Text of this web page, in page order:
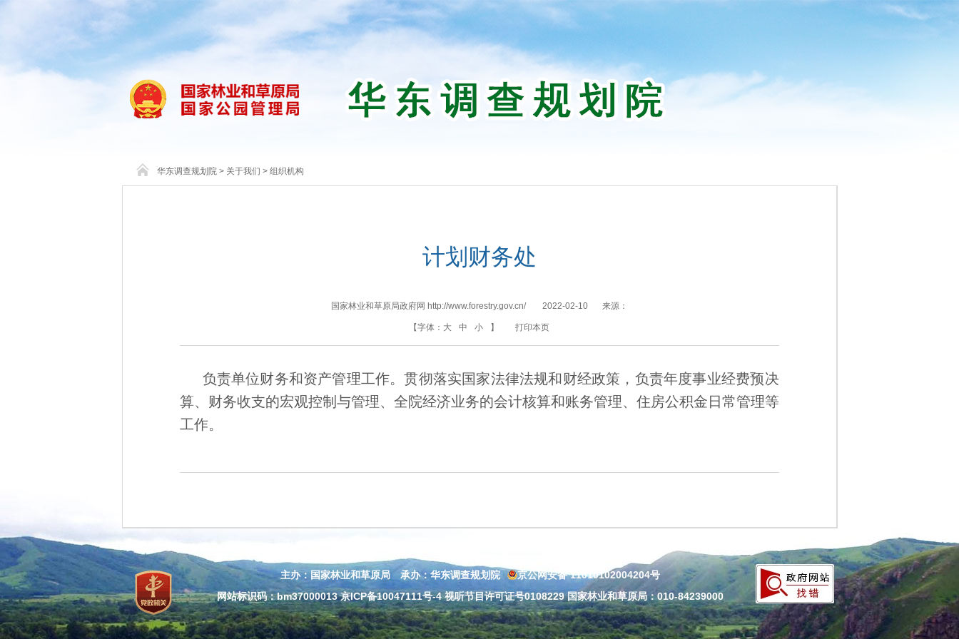
华东调查规划院 > 关于我们 > 组织机构
计划财务处
国家林业和草原局政府网 http://www.forestry.gov.cn/ 2022-02-10 来源：
【字体： 大 中 小 】 打印本页
负责单位财务和资产管理工作。贯彻落实国家法律法规和财经政策，负责年度事业经费预决
算、财务收支的宏观控制与管理、全院经济业务的会计核算和账务管理、住房公积金日常管理等
工作。
主办：国家林业和草原局 承办：华东调查规划院
京公网安备 11010102004204号
网站标识码：bm37000013京ICP备10047111号-4视听节目许可证号0108229 国家林业和草原局：010-84239000